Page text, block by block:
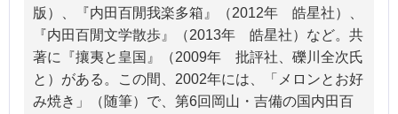
版）、『内田百閒我楽多箱』（2012年 皓星社）、
『内田百閒文学散歩』（2013年 皓星社）など。共
著に『攘夷と皇国』（2009年 批評社、礫川全次氏
と）がある。この間、2002年には、「メロンとお好
み焼き」（随筆）で、第6回岡山・吉備の国内田百